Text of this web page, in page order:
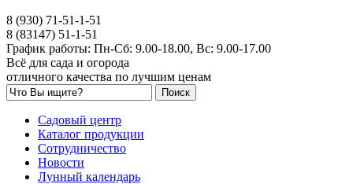
8 (930) 71-51-1-51
8 (83147) 51-1-51
График работы: Пн-Сб: 9.00-18.00, Вс: 9.00-17.00
Всё для сада и огорода
отличного качества по лучшим ценам
Садовый центр
Каталог продукции
Сотрудничество
Новости
Лунный календарь